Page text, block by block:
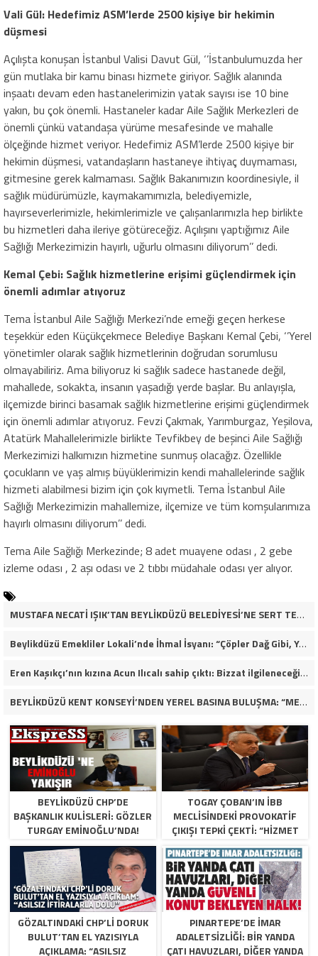
Vali Gül: Hedefimiz ASM’lerde 2500 kişiye bir hekimin
düşmesi
Açılışta konuşan İstanbul Valisi Davut Gül, ‘’İstanbulumuzda her
gün mutlaka bir kamu binası hizmete giriyor. Sağlık alanında
inşaatı devam eden hastanelerimizin yatak sayısı ise 10 bine
yakın, bu çok önemli. Hastaneler kadar Aile Sağlık Merkezleri de
önemli çünkü vatandaşa yürüme mesafesinde ve mahalle
ölçeğinde hizmet veriyor. Hedefimiz ASM’lerde 2500 kişiye bir
hekimin düşmesi, vatandaşların hastaneye ihtiyaç duymaması,
gitmesine gerek kalmaması. Sağlık Bakanımızın koordinesiyle, il
sağlık müdürümüzle, kaymakamımızla, belediyemizle,
hayırseverlerimizle, hekimlerimizle ve çalışanlarımızla hep birlikte
bu hizmetleri daha ileriye götüreceğiz. Açılışını yaptığımız Aile
Sağlığı Merkezimizin hayırlı, uğurlu olmasını diliyorum’’ dedi.
Kemal Çebi: Sağlık hizmetlerine erişimi güçlendirmek için
önemli adımlar atıyoruz
Tema İstanbul Aile Sağlığı Merkezi’nde emeği geçen herkese
teşekkür eden Küçükçekmece Belediye Başkanı Kemal Çebi, ‘’Yerel
yönetimler olarak sağlık hizmetlerinin doğrudan sorumlusu
olmayabiliriz. Ama biliyoruz ki sağlık sadece hastanede değil,
mahallede, sokakta, insanın yaşadığı yerde başlar. Bu anlayışla,
ilçemizde birinci basamak sağlık hizmetlerine erişimi güçlendirmek
için önemli adımlar atıyoruz. Fevzi Çakmak, Yarımburgaz, Yeşilova,
Atatürk Mahallelerimizle birlikte Tevfikbey de beşinci Aile Sağlığı
Merkezimizi halkımızın hizmetine sunmuş olacağız. Özellikle
çocukların ve yaş almış büyüklerimizin kendi mahallelerinde sağlık
hizmeti alabilmesi bizim için çok kıymetli. Tema İstanbul Aile
Sağlığı Merkezimizin mahallemize, ilçemize ve tüm komşularımıza
hayırlı olmasını diliyorum’’ dedi.
Tema Aile Sağlığı Merkezinde; 8 adet muayene odası , 2 gebe
izleme odası , 2 aşı odası ve 2 tıbbı müdahale odası yer alıyor.
MUSTAFA NECATİ IŞIK’TAN BEYLİKDÜZÜ BELEDİYESİ’NE SERT TEPKİ: “İLK AÇILDIĞI GÜNKÜ GİBİ DEĞİL!”
Beylikdüzü Emekliler Lokali’nde İhmal İsyanı: “Çöpler Dağ Gibi, Yaşlılarımız Kaderine Terk Edildi!”
Eren Kaşıkçı’nın kızına Acun Ilıcalı sahip çıktı: Bizzat ilgileneceğim
BEYLİKDÜZÜ KENT KONSEYİ’NDEN YEREL BASINA BULUŞMA: “MEVZU MEMLEKET MESELESİ
BEYLIKDÜZÜ CHP’DE
BAŞKANLIK KULISLERI: GÖZLER
TURGAY EMINOĞLU’NDA!
TOGAY ÇOBAN’IN İBB
MECLISINDEKI PROVOKATIF
ÇIKIŞI TEPKI ÇEKTI: “HIZMET
YOK, SIYASI MANIPÜLASYON
VAR”
GÖZALTINDAKI CHP’LI DORUK
BULUT’TAN EL YAZISIYLA
AÇIKLAMA: “ASILSIZ
PINARTEPE’DE İMAR
ADALETSİZLİĞİ: BİR YANDA
ÇATI HAVUZLARI, DİĞER YANDA